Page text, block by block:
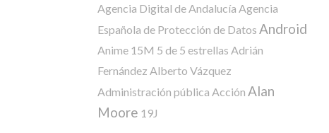
Agencia Digital de Andalucía Agencia
Española de Protección de Datos Android
Anime 15M 5 de 5 estrellas Adrián
Fernández Alberto Vázquez
Administración pública Acción Alan
Moore 19J